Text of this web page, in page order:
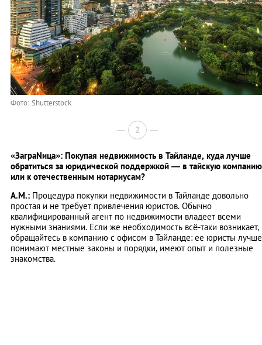
Фото: Shutterstock
2
«ЗаграNица»: Покупая недвижимость в Тайланде, куда лучше
обратиться за юридической поддержкой — в тайскую компанию
или к отечественным нотариусам?
А.М.: Процедура покупки недвижимости в Тайланде довольно
простая и не требует привлечения юристов. Обычно
квалифицированный агент по недвижимости владеет всеми
нужными знаниями. Если же необходимость всё-таки возникает,
обращайтесь в компанию с офисом в Тайланде: ее юристы лучше
понимают местные законы и порядки, имеют опыт и полезные
знакомства.